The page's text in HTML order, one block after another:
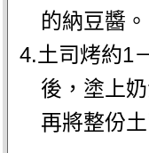
的納豆醬。
4.土司烤約1
後，塗上
再將整份